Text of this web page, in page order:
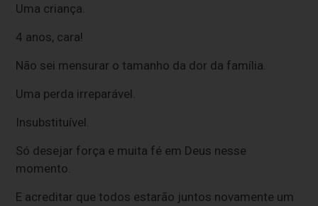
Uma criança.
4 anos, cara!
Não sei mensurar o tamanho da dor da família.
Uma perda irreparável.
Insubstituível.
Só desejar força e muita fé em Deus nesse
momento.
E acreditar que todos estarão juntos novamente um